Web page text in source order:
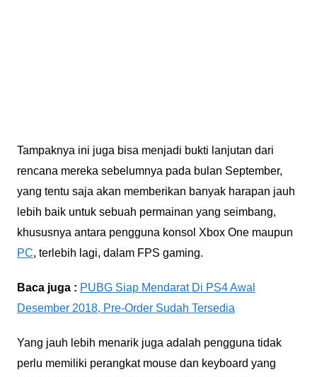
Tampaknya ini juga bisa menjadi bukti lanjutan dari
rencana mereka sebelumnya pada bulan September,
yang tentu saja akan memberikan banyak harapan jauh
lebih baik untuk sebuah permainan yang seimbang,
khususnya antara pengguna konsol Xbox One maupun
PC, terlebih lagi, dalam FPS gaming.
Baca juga : PUBG Siap Mendarat Di PS4 Awal
Desember 2018, Pre-Order Sudah Tersedia
Yang jauh lebih menarik juga adalah pengguna tidak
perlu memiliki perangkat mouse dan keyboard yang